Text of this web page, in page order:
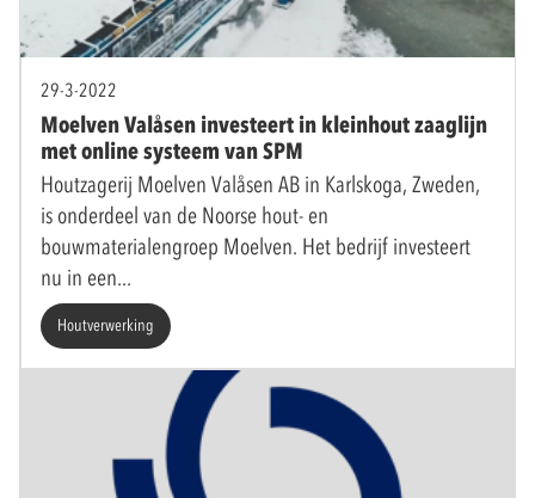
29-3-2022
Moelven Valåsen investeert in kleinhout zaaglijn
met online systeem van SPM
Houtzagerij Moelven Valåsen AB in Karlskoga, Zweden,
is onderdeel van de Noorse hout- en
bouwmaterialengroep Moelven. Het bedrijf investeert
nu in een
Houtverwerking